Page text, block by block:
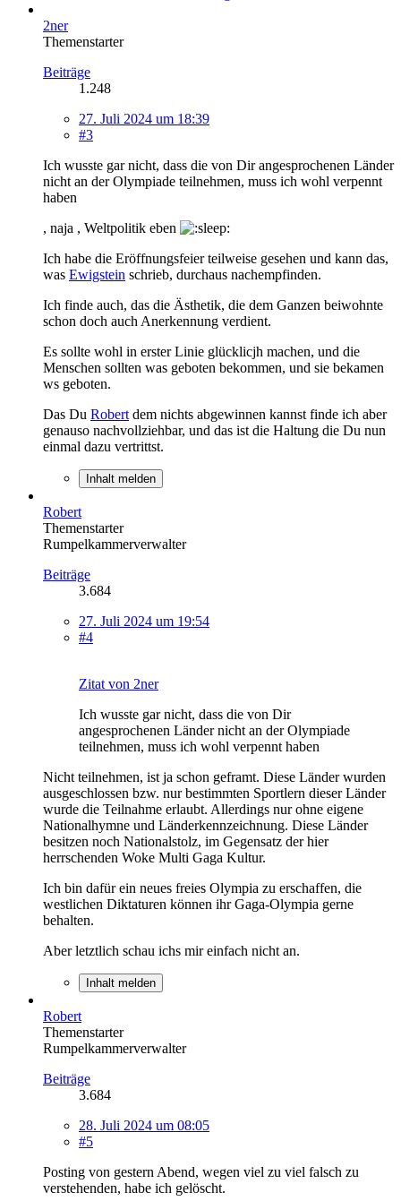
2ner
Themenstarter
Beiträge
1.248
27. Juli 2024 um 18:39
#3
Ich wusste gar nicht, dass die von Dir angesprochenen Länder
nicht an der Olympiade teilnehmen, muss ich wohl verpennt
haben
, naja , Weltpolitik eben
Ich habe die Eröffnungsfeier teilweise gesehen und kann das,
was Ewigstein schrieb, durchaus nachempfinden.
Ich finde auch, das die Ästhetik, die dem Ganzen beiwohnte
schon doch auch Anerkennung verdient.
Es sollte wohl in erster Linie glücklicjh machen, und die
Menschen sollten was geboten bekommen, und sie bekamen
ws geboten.
Das Du Robert dem nichts abgewinnen kannst finde ich aber
genauso nachvollziehbar, und das ist die Haltung die Du nun
einmal dazu vertrittst.
Inhalt melden
Robert
Themenstarter
Rumpelkammerverwalter
Beiträge
3.684
27. Juli 2024 um 19:54
#4
Zitat von 2ner
Ich wusste gar nicht, dass die von Dir
angesprochenen Länder nicht an der Olympiade
teilnehmen, muss ich wohl verpennt haben
Nicht teilnehmen, ist ja schon geframt. Diese Länder wurden
ausgeschlossen bzw. nur bestimmten Sportlern dieser Länder
wurde die Teilnahme erlaubt. Allerdings nur ohne eigene
Nationalhymne und Länderkennzeichnung. Diese Länder
besitzen noch Nationalstolz, im Gegensatz der hier
herrschenden Woke Multi Gaga Kultur.
Ich bin dafür ein neues freies Olympia zu erschaffen, die
westlichen Diktaturen können ihr Gaga-Olympia gerne
behalten.
Aber letztlich schau ichs mir einfach nicht an.
Inhalt melden
Robert
Themenstarter
Rumpelkammerverwalter
Beiträge
3.684
28. Juli 2024 um 08:05
#5
Posting von gestern Abend, wegen viel zu viel falsch zu
verstehenden, habe ich gelöscht.